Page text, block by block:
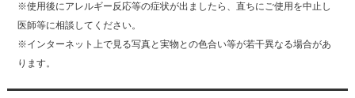
※使用後にアレルギー反応等の症状が出ましたら、直ちにご使用を中止し
医師等に相談してください。
※インターネット上で見る写真と実物との色合い等が若干異なる場合があ
ります。